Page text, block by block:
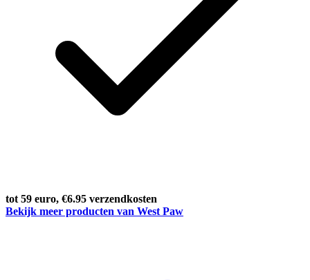
tot 59 euro, €6.95 verzendkosten
Bekijk meer producten van West Paw